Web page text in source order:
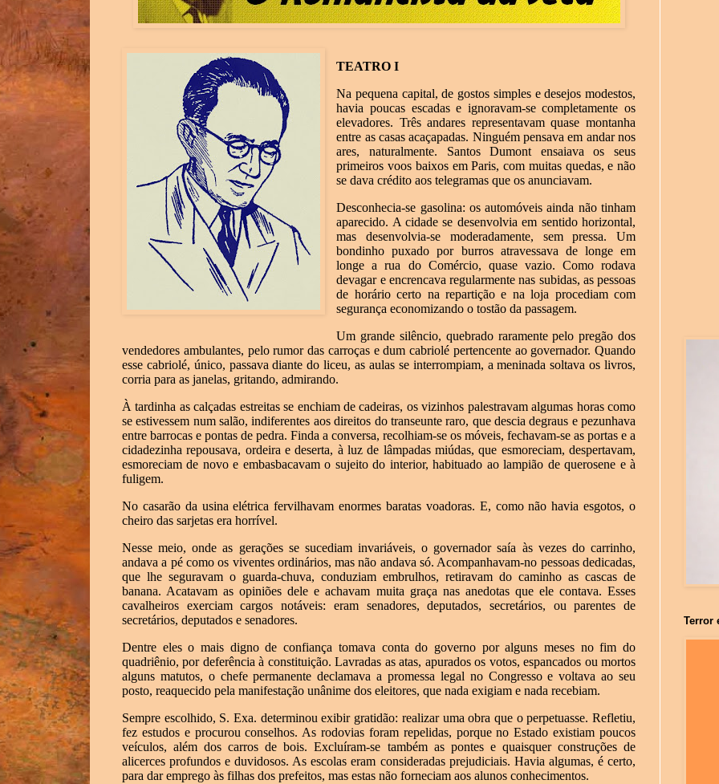
TEATRO I
Na pequena capital, de gostos simples e desejos modestos,
havia poucas escadas e ignoravam-se completamente os
elevadores. Três andares representavam quase montanha
entre as casas acaçapadas. Ninguém pensava em andar nos
ares, naturalmente. Santos Dumont ensaiava os seus
primeiros voos baixos em Paris, com muitas quedas, e não
se dava crédito aos telegramas que os anunciavam.
Desconhecia-se gasolina: os automóveis ainda não tinham
aparecido. A cidade se desenvolvia em sentido horizontal,
mas desenvolvia-se moderadamente, sem pressa. Um
bondinho puxado por burros atravessava de longe em
longe a rua do Comércio, quase vazio. Como rodava
devagar e encrencava regularmente nas subidas, as pessoas
de horário certo na repartição e na loja procediam com
segurança economizando o tostão da passagem.
Um grande silêncio, quebrado raramente pelo pregão dos
vendedores ambulantes, pelo rumor das carroças e dum cabriolé pertencente ao governador. Quando
esse cabriolé, único, passava diante do liceu, as aulas se interrompiam, a meninada soltava os livros,
corria para as janelas, gritando, admirando.
À tardinha as calçadas estreitas se enchiam de cadeiras, os vizinhos palestravam algumas horas como
se estivessem num salão, indiferentes aos direitos do transeunte raro, que descia degraus e pezunhava
entre barrocas e pontas de pedra. Finda a conversa, recolhiam-se os móveis, fechavam-se as portas e a
cidadezinha repousava, ordeira e deserta, à luz de lâmpadas miúdas, que esmoreciam, despertavam,
esmoreciam de novo e embasbacavam o sujeito do interior, habituado ao lampião de querosene e à
fuligem.
No casarão da usina elétrica fervilhavam enormes baratas voadoras. E, como não havia esgotos, o
cheiro das sarjetas era horrível.
Nesse meio, onde as gerações se sucediam invariáveis, o governador saía às vezes do carrinho,
andava a pé como os viventes ordinários, mas não andava só. Acompanhavam-no pessoas dedicadas,
que lhe seguravam o guarda-chuva, conduziam embrulhos, retiravam do caminho as cascas de
banana. Acatavam as opiniões dele e achavam muita graça nas anedotas que ele contava. Esses
cavalheiros exerciam cargos notáveis: eram senadores, deputados, secretários, ou parentes de
secretários, deputados e senadores.
Dentre eles o mais digno de confiança tomava conta do governo por alguns meses no fim do
quadriênio, por deferência à constituição. Lavradas as atas, apurados os votos, espancados ou mortos
alguns matutos, o chefe permanente declamava a promessa legal no Congresso e voltava ao seu
posto, reaquecido pela manifestação unânime dos eleitores, que nada exigiam e nada recebiam.
Sempre escolhido, S. Exa. determinou exibir gratidão: realizar uma obra que o perpetuasse. Refletiu,
fez estudos e procurou conselhos. As rodovias foram repelidas, porque no Estado existiam poucos
veículos, além dos carros de bois. Excluíram-se também as pontes e quaisquer construções de
alicerces profundos e duvidosos. As escolas eram consideradas prejudiciais. Havia algumas, é certo,
para dar emprego às filhas dos prefeitos, mas estas não forneciam aos alunos conhecimentos.
Terror